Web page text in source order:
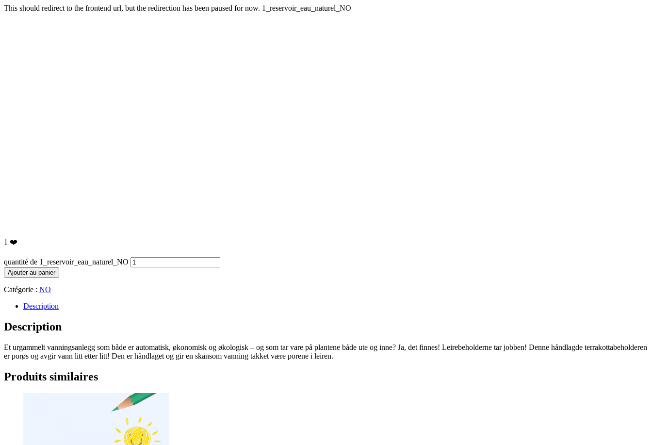
This should redirect to the frontend url, but the redirection has been paused for now. 1_reservoir_eau_naturel_NO
1 ❤️
quantité de 1_reservoir_eau_naturel_NO
Ajouter au panier
Catégorie : NO
Description
Description
Et urgammelt vanningsanlegg som både er automatisk, økonomisk og økologisk – og som tar vare på plantene både ute og inne? Ja, det finnes! Leirebeholderne tar jobben! Denne håndlagde terrakottabeholderen
er porøs og avgir vann litt etter litt! Den er håndlaget og gir en skånsom vanning takket være porene i leiren.
Produits similaires